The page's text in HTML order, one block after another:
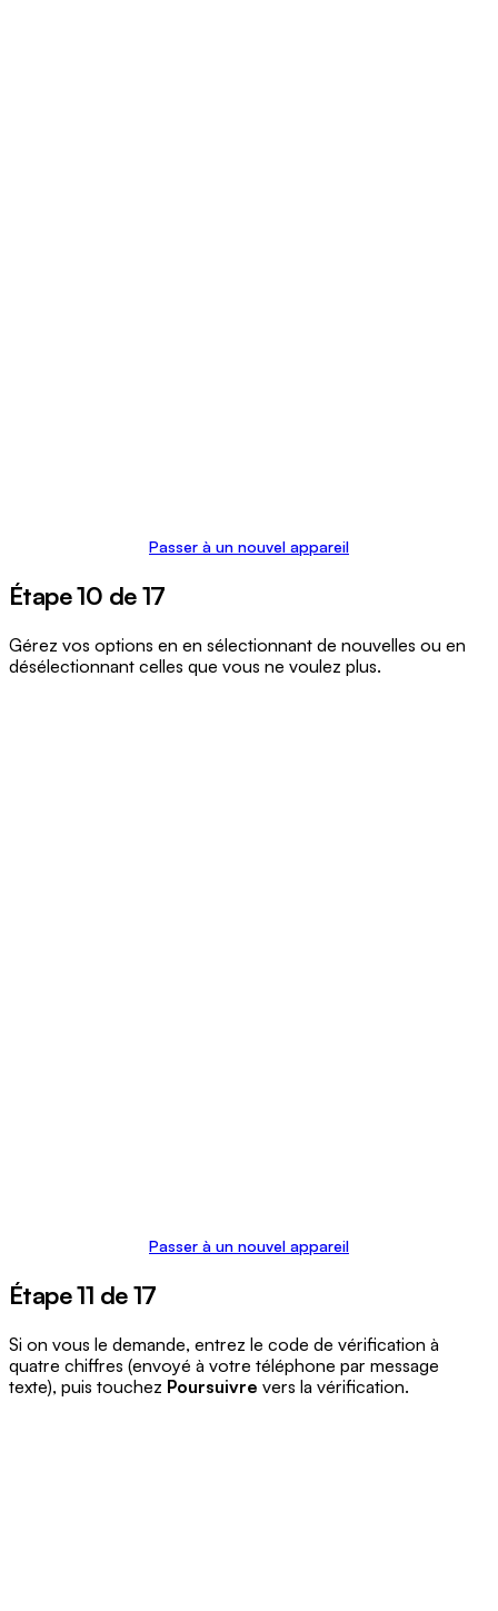
Passer à un nouvel appareil
Étape 10 de 17
Gérez vos options en en sélectionnant de nouvelles ou en
désélectionnant celles que vous ne voulez plus.
Passer à un nouvel appareil
Étape 11 de 17
Si on vous le demande, entrez le code de vérification à
quatre chiffres (envoyé à votre téléphone par message
texte), puis touchez Poursuivre vers la vérification.